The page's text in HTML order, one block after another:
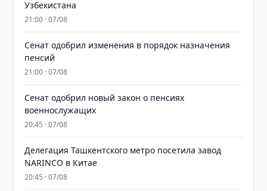
Узбекистана
21:00 · 07/08
Сенат одобрил изменения в порядок назначения
пенсий
21:00 · 07/08
Сенат одобрил новый закон о пенсиях
военнослужащих
20:45 · 07/08
Делегация Ташкентского метро посетила завод
NARINCO в Китае
20:45 · 07/08